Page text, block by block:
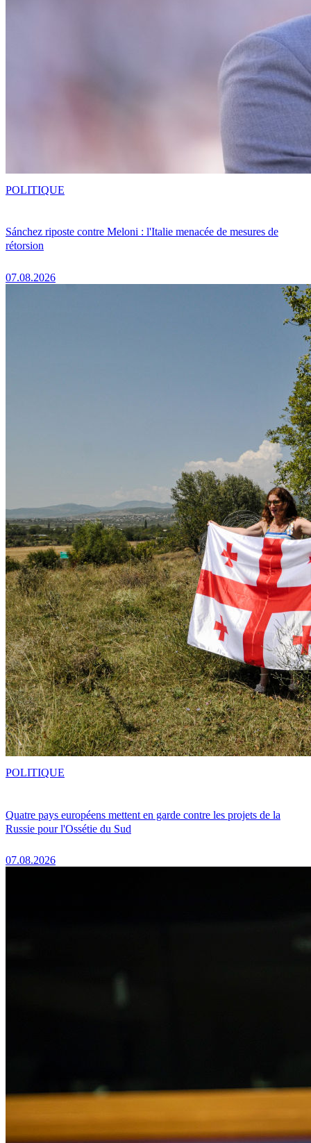
Sánchez riposte contre Meloni : l'Italie menacée de mesures de
rétorsion
07.08.2026
POLITIQUE
Quatre pays européens mettent en garde contre les projets de la
Russie pour l'Ossétie du Sud
07.08.2026
POLITIQUE